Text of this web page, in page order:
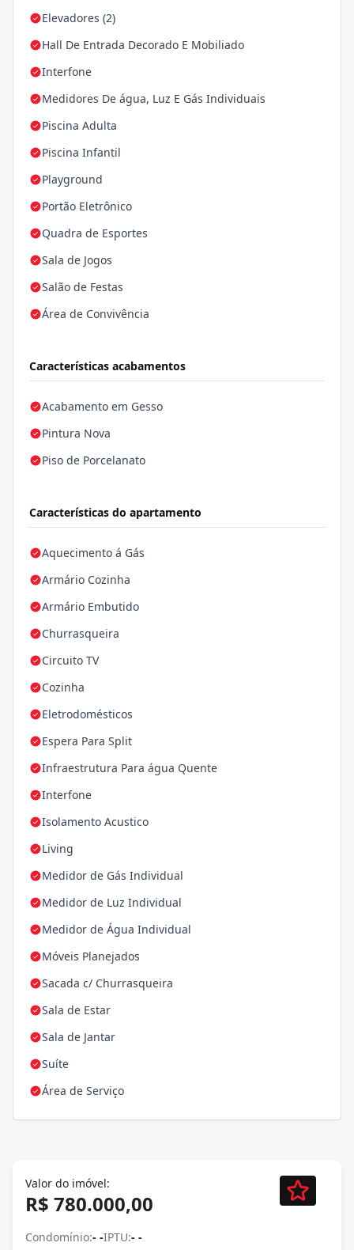
Elevadores (2)
Hall De Entrada Decorado E Mobiliado
Interfone
Medidores De água, Luz E Gás Individuais
Piscina Adulta
Piscina Infantil
Playground
Portão Eletrônico
Quadra de Esportes
Sala de Jogos
Salão de Festas
Área de Convivência
Características acabamentos
Acabamento em Gesso
Pintura Nova
Piso de Porcelanato
Características do apartamento
Aquecimento á Gás
Armário Cozinha
Armário Embutido
Churrasqueira
Circuito TV
Cozinha
Eletrodomésticos
Espera Para Split
Infraestrutura Para água Quente
Interfone
Isolamento Acustico
Living
Medidor de Gás Individual
Medidor de Luz Individual
Medidor de Água Individual
Móveis Planejados
Sacada c/ Churrasqueira
Sala de Estar
Sala de Jantar
Suíte
Área de Serviço
Valor do imóvel:
R$ 780.000,00
Condomínio:- -IPTU:- -